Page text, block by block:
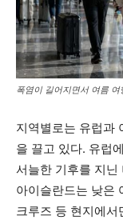
폭염이 길어지면서 여름
지역별로는 유럽과
을 끌고 있다. 유럽
서늘한 기후를 지닌
아이슬란드는 낮은
크루즈 등 현지에